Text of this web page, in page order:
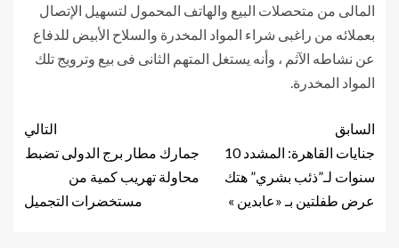
المالى من متحصلات البيع والهاتف المحمول لتسهيل الإتصال
بعملائه من راغبى شراء المواد المخدرة والسلاح الأبيض للدفاع
عن نشاطه الآثم ، وأنه يستغل المتهم الثانى فى بيع وترويج تلك
المواد المخدرة.
السابق
جنايات القاهرة: المشدد 10
سنوات لـ”ذئب بشري” هتك
عرض طفلتين بـ «عابدين »
التالي
جمارك مطار برج الدولى تضبط
محاولة تهريب كمية من
مستخضرات التجميل